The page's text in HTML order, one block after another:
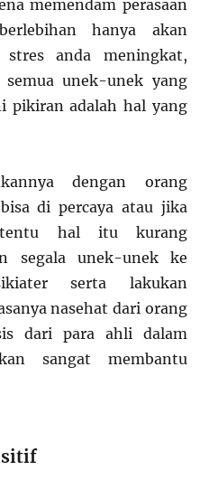
memendam perasaan
hanya akan
anda meningkat,
semua unek-unek yang
pikiran adalah hal yang
dengan orang
di percaya atau jika
hal itu kurang
segala unek-unek ke
serta lakukan
nasehat dari orang
dari para ahli dalam
sangat membantu